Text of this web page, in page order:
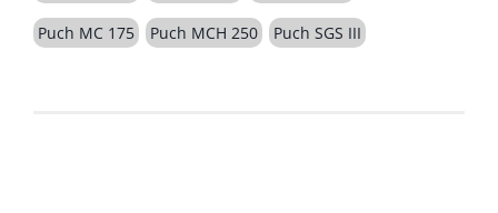
Puch MC 175 Puch MCH 250 Puch SGS III